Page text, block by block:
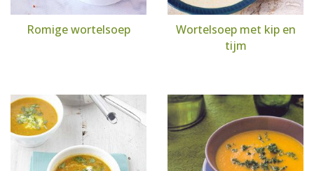
Romige wortelsoep
Wortelsoep met kip en
tijm